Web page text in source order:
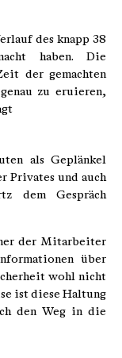
des knapp 38
haben. Die
der gemachten
zu eruieren,
als Geplänkel
Privates und auch
dem Gespräch
der Mitarbeiter
über
wohl nicht
ist diese Haltung
den Weg in die